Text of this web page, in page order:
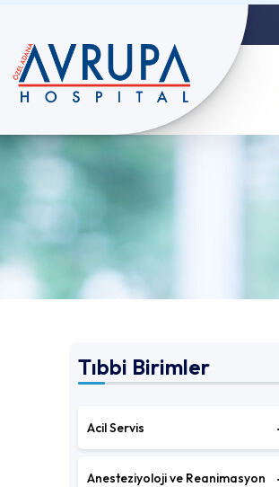
Tıbbi Birimler
Acil Servis
Anesteziyoloji ve Reanimasyon